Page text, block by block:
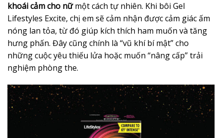
khoái cảm cho nữmột cách tự nhiên. Khi bôi Gel
Lifestyles Excite, chị em sẽ cảm nhận được cảm giác ấm
nóng lan tỏa, từ đó giúp kích thích ham muốn và tăng
hưng phấn. Đây cũng chính là “vũ khí bí mật” cho
những cuộc yêu thiếu lửa hoặc muốn “nâng cấp” trải
nghiệm phòng the.